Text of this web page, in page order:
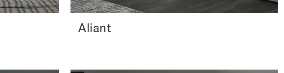
Aliant